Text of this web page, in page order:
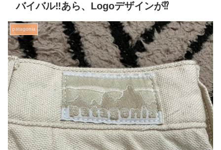
バイバル‼️あら、Logoデザインが⁉️
patagonia